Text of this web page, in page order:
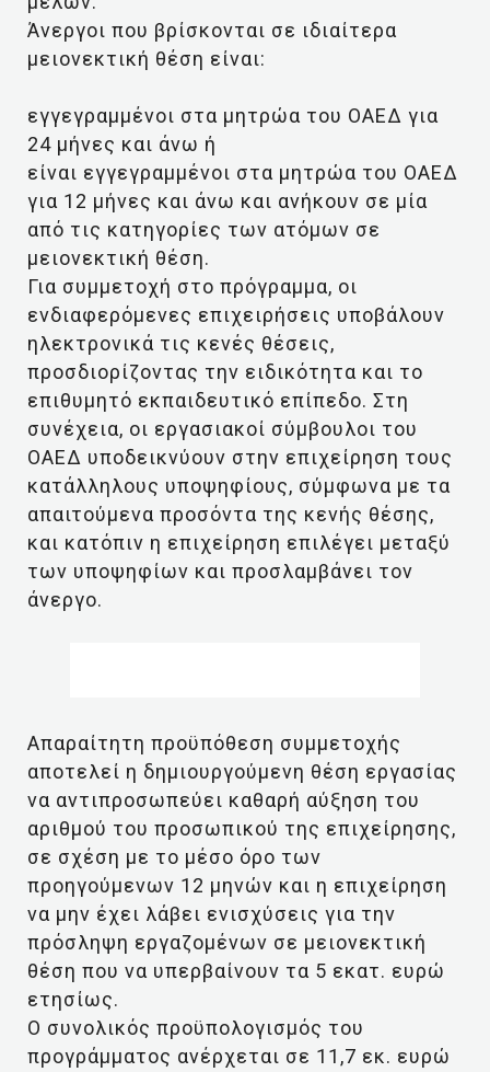
Άνεργοι που βρίσκονται σε ιδιαίτερα
μειονεκτική θέση είναι:
εγγεγραμμένοι στα μητρώα του ΟΑΕΔ για
24 μήνες και άνω ή
είναι εγγεγραμμένοι στα μητρώα του ΟΑΕΔ
για 12 μήνες και άνω και ανήκουν σε μία
από τις κατηγορίες των ατόμων σε
μειονεκτική θέση.
Για συμμετοχή στο πρόγραμμα, οι
ενδιαφερόμενες επιχειρήσεις υποβάλουν
ηλεκτρονικά τις κενές θέσεις,
προσδιορίζοντας την ειδικότητα και το
επιθυμητό εκπαιδευτικό επίπεδο. Στη
συνέχεια, οι εργασιακοί σύμβουλοι του
ΟΑΕΔ υποδεικνύουν στην επιχείρηση τους
κατάλληλους υποψηφίους, σύμφωνα με τα
απαιτούμενα προσόντα της κενής θέσης,
και κατόπιν η επιχείρηση επιλέγει μεταξύ
των υποψηφίων και προσλαμβάνει τον
άνεργο.
Απαραίτητη προϋπόθεση συμμετοχής
αποτελεί η δημιουργούμενη θέση εργασίας
να αντιπροσωπεύει καθαρή αύξηση του
αριθμού του προσωπικού της επιχείρησης,
σε σχέση με το μέσο όρο των
προηγούμενων 12 μηνών και η επιχείρηση
να μην έχει λάβει ενισχύσεις για την
πρόσληψη εργαζομένων σε μειονεκτική
θέση που να υπερβαίνουν τα 5 εκατ. ευρώ
ετησίως.
Ο συνολικός προϋπολογισμός του
προγράμματος ανέρχεται σε 11,7 εκ. ευρώ